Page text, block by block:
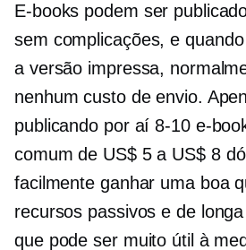
E-books podem ser
sem complicações, e
a versão impressa,
nenhum custo de envio.
publicando por aí 8-10e-
comum de US$ 5 a US$ 8
facilmente ganhar uma boa
recursos passivos e de
que pode ser muito útil à